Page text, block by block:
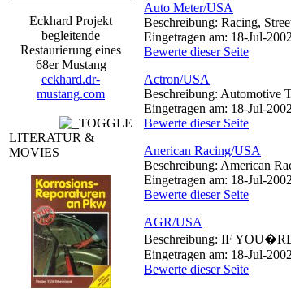
Eckhard Projekt
begleitende
Restaurierung eines
68er Mustang
eckhard.dr-
mustang.com
LITERATUR &
MOVIES
Auto Meter/USA
Beschreibung: Racing,
Eingetragen am: 18-Jul-
Bewerte dieser Seite
Actron/USA
Beschreibung: Automotive
Eingetragen am: 18-Jul-
Bewerte dieser Seite
Anerican Racing/USA
Beschreibung: American
Eingetragen am: 18-Jul-
Bewerte dieser Seite
AGR/USA
Beschreibung: IF
Eingetragen am: 18-Jul-
Bewerte dieser Seite